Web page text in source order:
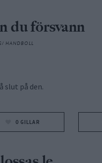
du försvann
HANDBOLL
slut på den.
0 GILLAR